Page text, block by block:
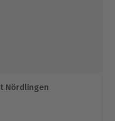
Nördlingen